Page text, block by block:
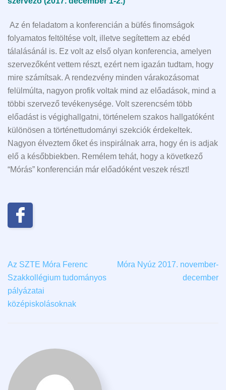
Az én feladatom a konferencián a büfés finomságok
folyamatos feltöltése volt, illetve segítettem az ebéd
tálalásánál is. Ez volt az első olyan konferencia, amelyen
szervezőként vettem részt, ezért nem igazán tudtam, hogy
mire számítsak. A rendezvény minden várakozásomat
felülmúlta, nagyon profik voltak mind az előadások, mind a
többi szervező tevékenysége. Volt szerencsém több
előadást is végighallgatni, történelem szakos hallgatóként
különösen a történettudományi szekciók érdekeltek.
Nagyon élveztem őket és inspirálnak arra, hogy én is adjak
elő a későbbiekben. Remélem tehát, hogy a következő
“Mórás” konferencián már előadóként veszek részt!
Az SZTE Móra Ferenc
Szakkollégium tudományos
pályázatai
középiskolásoknak
Móra Nyúz 2017. november-
december